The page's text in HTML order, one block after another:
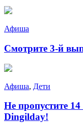
Афиша
Смотрите 3-й
Афиша, Дети
Не пропустите
Dingilday!